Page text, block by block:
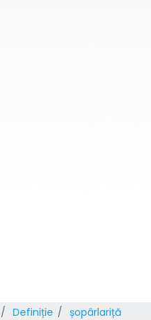
Definiție șopârlariță